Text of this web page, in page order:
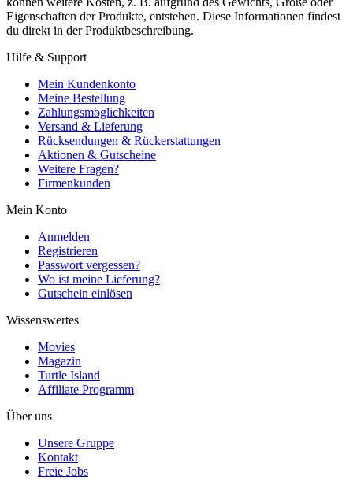
Eigenschaften der Produkte, entstehen. Diese Informationen findest
du direkt in der Produktbeschreibung.
Hilfe & Support
Mein Kundenkonto
Meine Bestellung
Zahlungsmöglichkeiten
Versand & Lieferung
Rücksendungen & Rückerstattungen
Aktionen & Gutscheine
Weitere Fragen?
Firmenkunden
Mein Konto
Anmelden
Registrieren
Passwort vergessen?
Wo ist meine Lieferung?
Gutschein einlösen
Wissenswertes
Movies
Magazin
Turtle Island
Affiliate Programm
Über uns
Unsere Gruppe
Kontakt
Freie Jobs